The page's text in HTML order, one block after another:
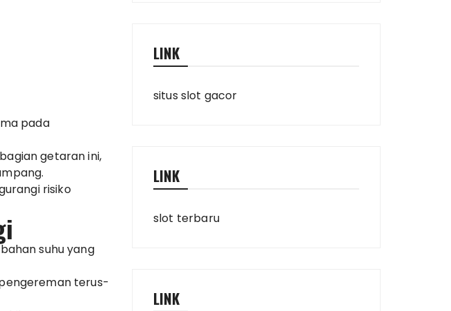
pada
getaran ini,
risiko
suhu yang
terus-
LINK
situs slot gacor
LINK
slot terbaru
LINK